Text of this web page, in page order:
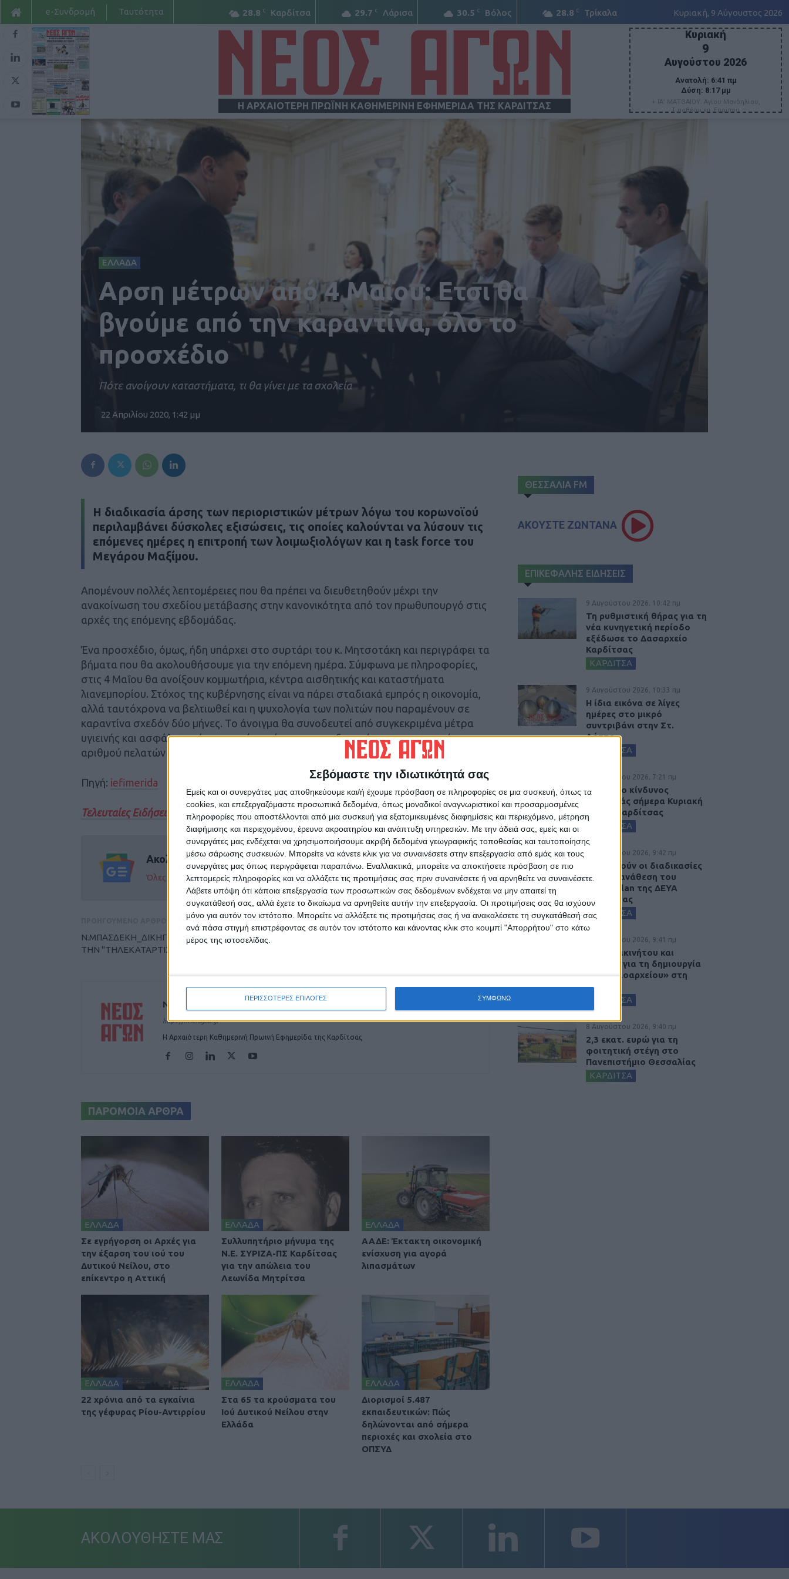
Σεβόμαστε την ιδιωτικότητά σας
Εμείς και οι συνεργάτες μας αποθηκεύουμε και/ή έχουμε πρόσβαση σε πληροφορίες σε μια συσκευή, όπως τα
cookies, και επεξεργαζόμαστε προσωπικά δεδομένα, όπως μοναδικοί αναγνωριστικοί και προσαρμοσμένες
πληροφορίες που αποστέλλονται από μια συσκευή για εξατομικευμένες διαφημίσεις και περιεχόμενο, μέτρηση
διαφήμισης και περιεχομένου, έρευνα ακροατηρίου και ανάπτυξη υπηρεσιών. Με την άδειά σας, εμείς και οι
συνεργάτες μας ενδέχεται να χρησιμοποιήσουμε ακριβή δεδομένα γεωγραφικής τοποθεσίας και ταυτοποίησης
μέσω σάρωσης συσκευών. Μπορείτε να κάνετε κλικ για να συναινέσετε στην επεξεργασία από εμάς και τους
συνεργάτες μας όπως περιγράφεται παραπάνω. Εναλλακτικά, μπορείτε να αποκτήσετε πρόσβαση σε πιο
λεπτομερείς πληροφορίες και να αλλάξετε τις προτιμήσεις σας πριν συναινέσετε ή να αρνηθείτε να συναινέσετε.
Λάβετε υπόψη ότι κάποια επεξεργασία των προσωπικών σας δεδομένων ενδέχεται να μην απαιτεί τη
συγκατάθεσή σας, αλλά έχετε το δικαίωμα να αρνηθείτε αυτήν την επεξεργασία. Οι προτιμήσεις σας θα ισχύουν
μόνο για αυτόν τον ιστότοπο. Μπορείτε να αλλάξετε τις προτιμήσεις σας ή να ανακαλέσετε τη συγκατάθεσή σας
ανά πάσα στιγμή επιστρέφοντας σε αυτόν τον ιστότοπο και κάνοντας κλικ στο κουμπί "Απορρήτου" στο κάτω
μέρος της ιστοσελίδας.
ΠΕΡΙΣΣΟΤΕΡΕΣ ΕΠΙΛΟΓΕΣ ΣΥΜΦΩΝΩ
28.8 C Καρδίτσα 29.7 C Λάρισα 30.5 C Βόλος 28.8 C Τρίκαλα Κυριακή, 9 Αύγουστος 2026
e-Συνδρομή Ταυτότητα
Η ΑΡΧΑΙΟΤΕΡΗ ΠΡΩΪΝΗ ΚΑΘΗΜΕΡΙΝΗ ΕΦΗΜΕΡΙΔΑ ΤΗΣ ΚΑΡΔΙΤΣΑΣ
Κυριακή
9
Αυγούστου 2026
Ανατολή: 6:41 πμ
Δύση: 8:17 μμ
+ ΙΑ' ΜΑΤΘΑΙΟΥ. Αγίου Μανδηλίου,
Τιμοθέου επ. Ευρίπου
ΕΛΛΑΔΑ
Αρση μέτρων από 4 Μαΐου: Ετσι θα
βγούμε από την καραντίνα, όλο το
προσχέδιο
Πότε ανοίγουν καταστήματα, τι θα γίνει με τα σχολεία
22 Απριλίου 2020, 1:42 μμ
Η διαδικασία άρσης των περιοριστικών μέτρων λόγω του κορωνοϊού
περιλαμβάνει δύσκολες εξισώσεις, τις οποίες καλούνται να λύσουν τις
επόμενες ημέρες η επιτροπή των λοιμωξιολόγων και η task force του
Μεγάρου Μαξίμου.
Απομένουν πολλές λεπτομέρειες που θα πρέπει να διευθετηθούν μέχρι την
ανακοίνωση του σχεδίου μετάβασης στην κανονικότητα από τον πρωθυπουργό στις
αρχές της επόμενης εβδομάδας.
Ένα προσχέδιο, όμως, ήδη υπάρχει στο συρτάρι του κ. Μητσοτάκη και περιγράφει τα
βήματα που θα ακολουθήσουμε για την επόμενη ημέρα. Σύμφωνα με πληροφορίες,
στις 4 Μαΐου θα ανοίξουν κομμωτήρια, κέντρα αισθητικής και καταστήματα
λιανεμπορίου. Στόχος της κυβέρνησης είναι να πάρει σταδιακά εμπρός η οικονομία,
αλλά ταυτόχρονα να βελτιωθεί και η ψυχολογία των πολιτών που παραμένουν σε
καραντίνα σχεδόν δύο μήνες. Το άνοιγμα θα συνοδευτεί από συγκεκριμένα μέτρα
υγιεινής και ασφάλειας, όπως η χρήση μάσκας και η εξυπηρέτηση συγκεκριμένου
αριθμού πελατών ανάλογα με τα τετραγωνικά μέτρα του καταστήματος.
Πηγή: iefimerida
Τελευταίες Ειδήσεις Σήμερα
Ακολούθησε την εφημερίδα ΝΕΟΣ ΑΓΩΝ στο Google News!
Όλες οι εξελίξεις στην περιοχή της Καρδίτσας και ευρύτερα της Θεσσαλίας
Ν.ΜΠΑΣΔΕΚΗ_ΔΙΚΗΓΟΡΟΙ ΚΑΤΑ ΒΡΟΥΤΣΗ ΓΙΑ
ΤΗΝ "ΤΗΛΕΚΑΤΑΡΤΙΣΗ"
ΕΠΟΜΕΝΟ ΑΡΘΡΟ
ΝΕΟΣ ΑΓΩΝ
https://neosagon.gr
Η Αρχαιότερη Καθημερινή Πρωινή Εφημερίδα της Καρδίτσας
ΠΑΡΟΜΟΙΑ ΑΡΘΡΑ
ΕΛΛΑΔΑ
Σε εγρήγορση οι Αρχές για
την έξαρση του ιού του
Δυτικού Νείλου, στο
επίκεντρο η Αττική
ΕΛΛΑΔΑ
Συλλυπητήριο μήνυμα της
Ν.Ε. ΣΥΡΙΖΑ-ΠΣ Καρδίτσας
για την απώλεια του
Λεωνίδα Μητρίτσα
ΕΛΛΑΔΑ
ΑΑΔΕ: Έκτακτη οικονομική
ενίσχυση για αγορά
λιπασμάτων
ΕΛΛΑΔΑ
22 χρόνια από τα εγκαίνια
της γέφυρας Ρίου-Αντιρρίου
ΕΛΛΑΔΑ
Στα 65 τα κρούσματα του
Ιού Δυτικού Νείλου στην
Ελλάδα
ΕΛΛΑΔΑ
Διορισμοί 5.487
εκπαιδευτικών: Πώς
δηλώνονται από σήμερα
περιοχές και σχολεία στο
ΟΠΣΥΔ
ΘΕΣΣΑΛΙΑ FM
ΑΚΟΥΣΤΕ ΖΩΝΤΑΝΑ
ΕΠΙΚΕΦΑΛΗΣ ΕΙΔΗΣΕΙΣ
9 Αυγούστου 2026, 10:42 πμ
Τη ρυθμιστική θήρας για τη
νέα κυνηγετική περίοδο
εξέδωσε το Δασαρχείο
Καρδίτσας
ΚΑΡΔΙΤΣΑ
9 Αυγούστου 2026, 10:33 πμ
Η ίδια εικόνα σε λίγες
ημέρες στο μικρό
συντριβάνι στην Στ.
Λάππα...
ΚΑΡΔΙΤΣΑ
9 Αυγούστου 2026, 7:21 πμ
Υψηλός ο κίνδυνος
πυρκαγιάς σήμερα Κυριακή
στο Ν. Καρδίτσας
ΚΑΡΔΙΤΣΑ
8 Αυγούστου 2026, 9:42 πμ
Προχωρούν οι διαδικασίες
για την ανάθεση του
masterplan της ΔΕΥΑ
Καρδίτσας
ΚΑΡΔΙΤΣΑ
8 Αυγούστου 2026, 9:41 πμ
Δωρεά ακινήτου και
μελέτης για τη δημιουργία
«Κειμηλιοαρχείου» στη
Ρεντίνα
ΚΑΡΔΙΤΣΑ
8 Αυγούστου 2026, 9:40 πμ
2,3 εκατ. ευρώ για τη
φοιτητική στέγη στο
Πανεπιστήμιο Θεσσαλίας
ΚΑΡΔΙΤΣΑ
ΑΚΟΛΟΥΘΗΣΤΕ ΜΑΣ